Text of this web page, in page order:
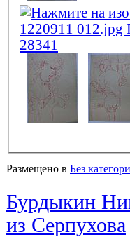
Размещено в Без
Бурдыкин
из Серпухова